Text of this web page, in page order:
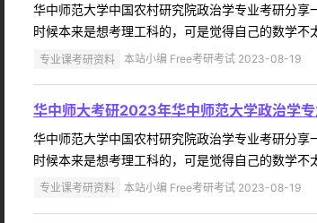
华中师范大学中国农村研究院政治学专业考研分
时候本来是想考理工科的，可是觉得自己的数学
专业课考研资料 本站小编 Free考研考试 2023-08-19
华中师大考研2023年华中师范大学政治学
华中师范大学中国农村研究院政治学专业考研分
时候本来是想考理工科的，可是觉得自己的数学
专业课考研资料 本站小编 Free考研考试 2023-08-19